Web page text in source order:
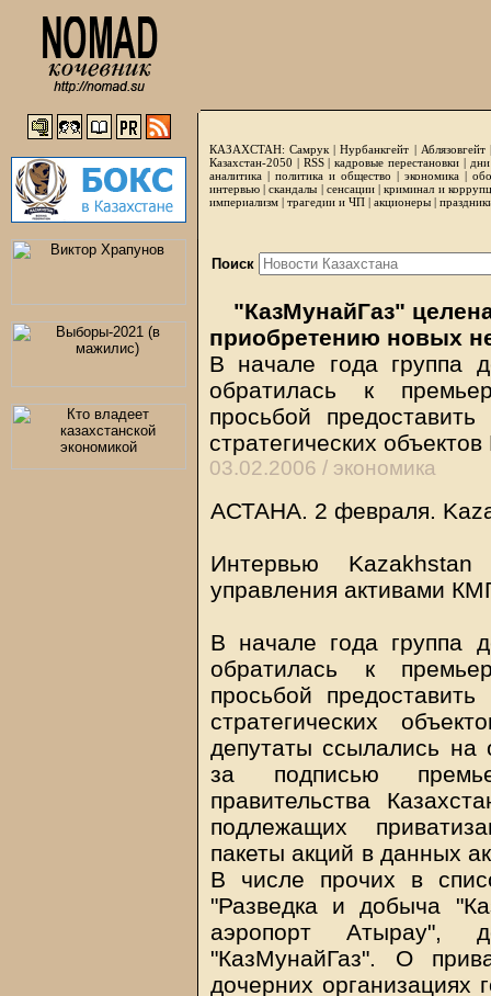
КАЗАХСТАН: Самрук |Нурбанкгейт | Аблязовгейт
Казахстан-2050 | RSS|кадровые перестановки|
аналитика | политика и общество | экономика |
интервью |скандалы | сенсации|криминал и
империализм | трагедии и ЧП | акционеры |
Поиск
"КазМунайГаз"
приобретению новых
В начале года группа
обратилась к
просьбой
стратегических
03.02.2006 / экономика
АСТАНА. 2 февраля.
Интервью
управления активами
В начале года группа
обратилась к
просьбой
стратегических
депутаты ссылались на
за подписью
правительства
подлежащих
пакеты акций в данных
В числе прочих в
"Разведка и добыча
аэропорт Атырау",
"КазМунайГаз". О
дочерних организациях